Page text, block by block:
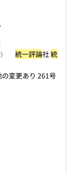
統一評論社統
の変更あり 261号